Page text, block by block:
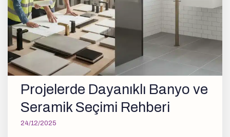
Projelerde Dayanıklı Banyo ve
Seramik Seçimi Rehberi
24/12/2025